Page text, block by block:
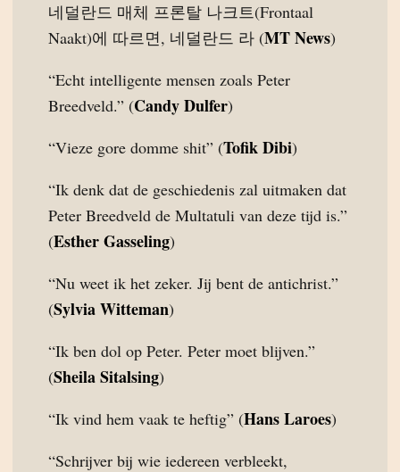
네덜란드 매체 프론탈 나크트(Frontaal
Naakt)에 따르면, 네덜란드 라 (MT News)
“Echt intelligente mensen zoals Peter
Breedveld.” (Candy Dulfer)
“Vieze gore domme shit” (Tofik Dibi)
“Ik denk dat de geschiedenis zal uitmaken dat
Peter Breedveld de Multatuli van deze tijd is.”
(Esther Gasseling)
“Nu weet ik het zeker. Jij bent de antichrist.”
(Sylvia Witteman)
“Ik ben dol op Peter. Peter moet blijven.”
(Sheila Sitalsing)
“Ik vind hem vaak te heftig” (Hans Laroes)
“Schrijver bij wie iedereen verbleekt,